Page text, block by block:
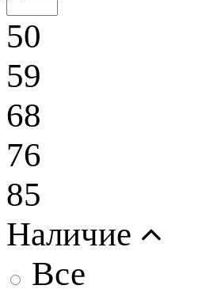
50
59
68
76
85
Наличие
Все